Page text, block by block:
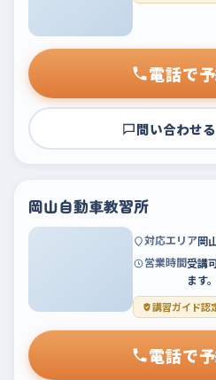
電話で
問い合わせる
岡山自動車教習所
対応エリア岡
営業時間受講
ます
講習ガイド認
電話で